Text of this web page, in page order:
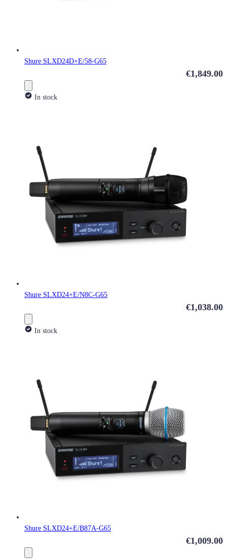
Shure SLXD24D+E/58-G65
€1,849.00
In stock
Shure SLXD24+E/N8C-G65
€1,038.00
In stock
Shure SLXD24+E/B87A-G65
€1,009.00